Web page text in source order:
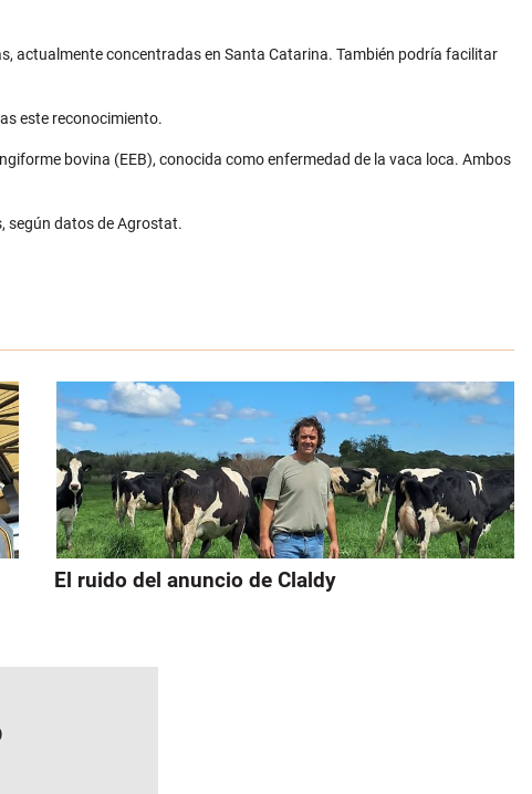
actualmente concentradas en Santa Catarina. También podría facilitar
este reconocimiento.
bovina (EEB), conocida como enfermedad de la vaca loca. Ambos
según datos de Agrostat.
El ruido del anuncio de Claldy